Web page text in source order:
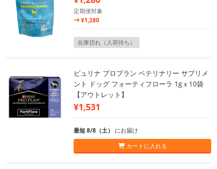
定期便対象
¥1,280
在庫切れ（入荷待ち）
ピュリナ プロプラン ベテリナリー サプリメ
ント ドッグ フォーティフローラ 1gｘ10袋
【アウトレット】
¥1,531
最短 8/8（土） にお届け
カートに入れる